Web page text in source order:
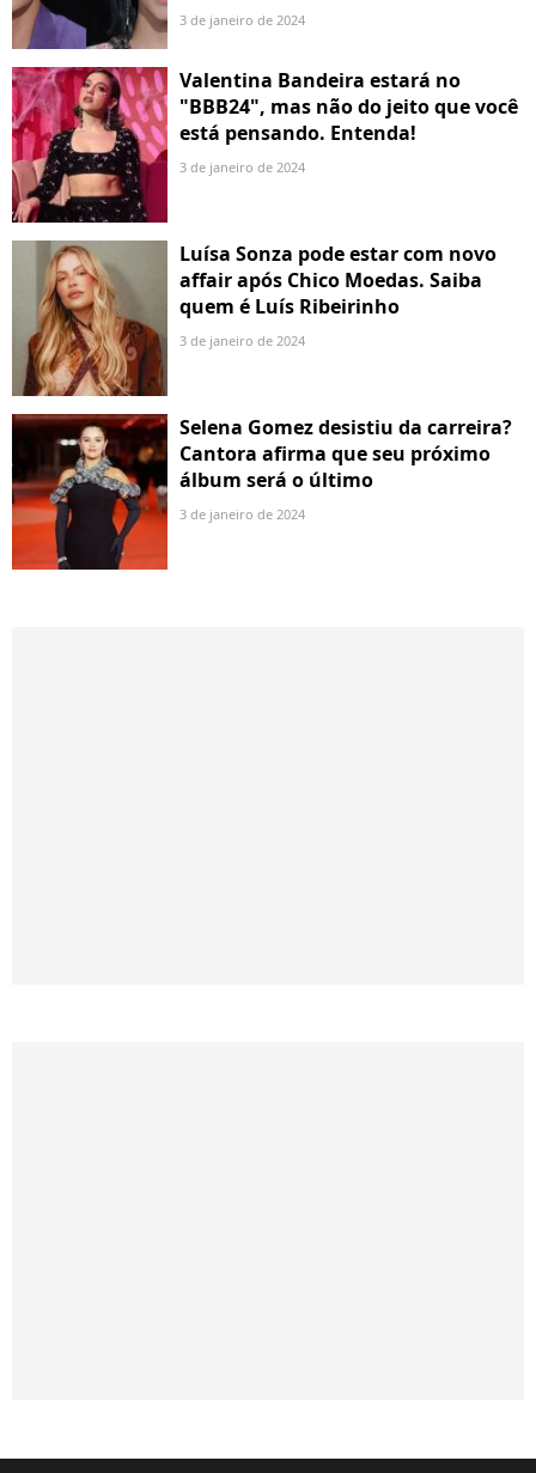
3 de janeiro de 2024
Valentina Bandeira estará no
"BBB24", mas não do jeito que você
está pensando. Entenda!
3 de janeiro de 2024
Luísa Sonza pode estar com novo
affair após Chico Moedas. Saiba
quem é Luís Ribeirinho
3 de janeiro de 2024
Selena Gomez desistiu da carreira?
Cantora afirma que seu próximo
álbum será o último
3 de janeiro de 2024